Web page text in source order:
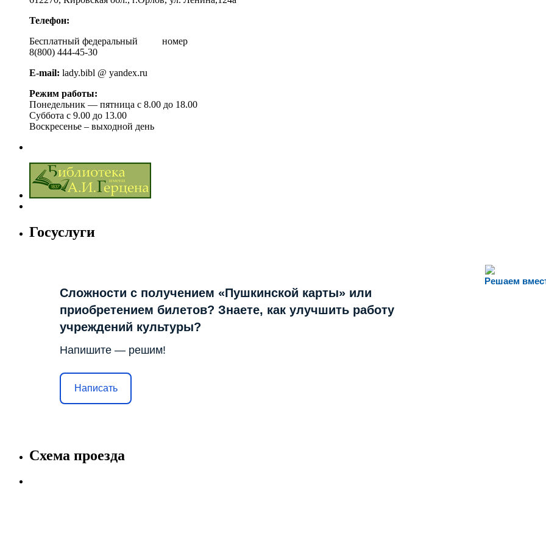
Телефон:
Бесплатный федеральный номер
8(800) 444-45-30
E-mail: lady.bibl @ yandex.ru
Режим работы:
Понедельник — пятница с 8.00 до 18.00
Суббота с 9.00 до 13.00
Воскресенье – выходной день
Госуслуги
Решаем
Сложности с получением «Пушкинской карты» или
приобретением билетов? Знаете, как улучшить работу
учреждений культуры?
Напишите — решим!
Написать
Схема проезда